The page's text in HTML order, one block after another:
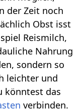
der Zeit noch
Obst isst
Reismilch,
Nahrung
sondern so
leichter und
könntest das
verbinden.